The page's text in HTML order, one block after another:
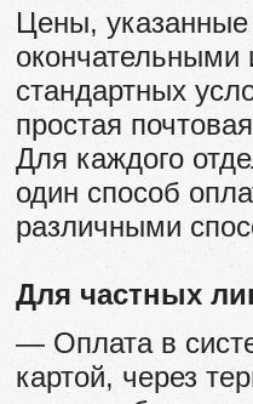
Цены,
окончательными
стандартных
простая
Для каждого
один способ
различными
Для частных
— Оплата в
картой, через